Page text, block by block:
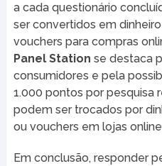
a cada questionário
ser convertidos em
vouchers para compras
Panel Station se destaca
consumidores e pela
1.000 pontos por pesquisa
podem ser trocados por
ou vouchers em lojas
Em conclusão, responder